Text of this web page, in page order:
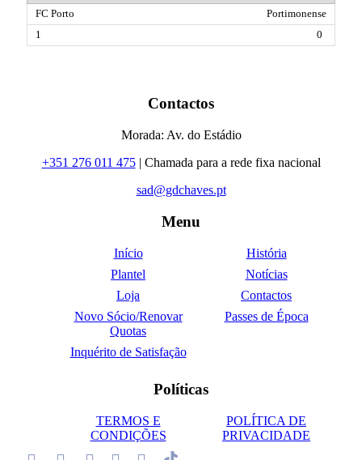
Portimonense
0
Contactos
Morada: Av. do Estádio
+351 276 011 475| Chamada para a rede fixa nacional
sad@gdchaves.pt
Menu
Início
História
Plantel
Notícias
Loja
Contactos
Novo Sócio/Renovar
Quotas
Passes de Época
Inquérito de Satisfação
Políticas
TERMOS E
CONDIÇÕES
POLÍTICA DE
PRIVACIDADE